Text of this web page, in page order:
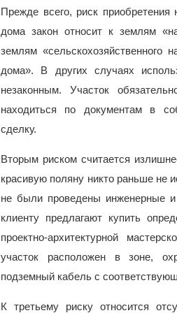
Прежде всего, риск приобретения
дома закон относит к землям
землям «сельскохозяйственного
дома». В других случаях
незаконным. Участок
находиться по документам в
сделку.
Вторым риском считается
красивую поляну никто раньше не
не были проведены инженерные и
клиенту предлагают купить
проектно-архитектурной
участок расположен в зоне,
подземный кабель с
К третьему риску относится